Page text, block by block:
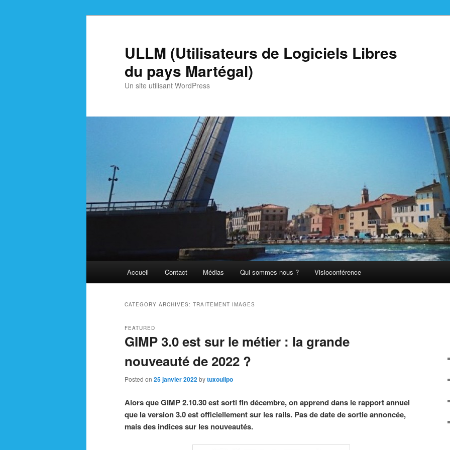
ULLM (Utilisateurs de Logiciels Libres
du pays Martégal)
Un site utilisant WordPress
Accueil Contact Médias Qui sommes nous ? Visioconférence
CATEGORY ARCHIVES: TRAITEMENT IMAGES
GIMP 3.0 est sur le métier : la grande
nouveauté de 2022 ?
FEATURED
Posted on 25 janvier 2022bytuxoulipo
Alors que GIMP 2.10.30 est sorti fin décembre, on apprend dans le rapport annuel
que la version 3.0 est officiellement sur les rails. Pas de date de sortie annoncée,
mais des indices sur les nouveautés.